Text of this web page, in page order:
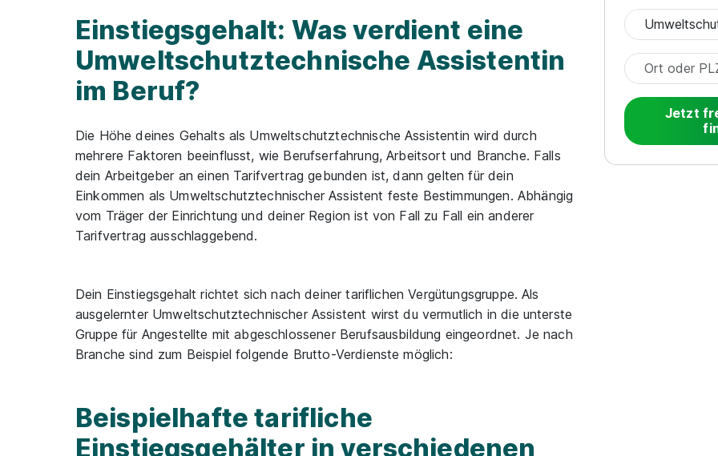
Einstiegsgehalt: Was verdient eine
Umweltschutztechnische Assistentin
im Beruf?
Die Höhe deines Gehalts als Umweltschutztechnische Assistentin wird durch
mehrere Faktoren beeinflusst, wie Berufserfahrung, Arbeitsort und Branche. Falls
dein Arbeitgeber an einen Tarifvertrag gebunden ist, dann gelten für dein
Einkommen als Umweltschutztechnischer Assistent feste Bestimmungen. Abhängig
vom Träger der Einrichtung und deiner Region ist von Fall zu Fall ein anderer
Tarifvertrag ausschlaggebend.
Dein Einstiegsgehalt richtet sich nach deiner tariflichen Vergütungsgruppe. Als
ausgelernter Umweltschutztechnischer Assistent wirst du vermutlich in die unterste
Gruppe für Angestellte mit abgeschlossener Berufsausbildung eingeordnet. Je nach
Branche sind zum Beispiel folgende Brutto-Verdienste möglich:
Beispielhafte tarifliche
Einstiegsgehälter in verschiedenen
Jetzt